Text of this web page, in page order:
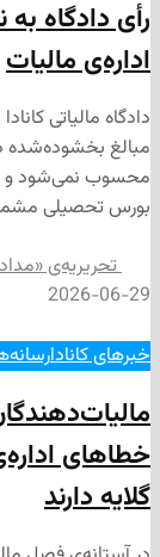
به نفع یک
کانادا در حکمی
در قالب وام
مشمول مالیات
«مداد»
رسانه‌های اجتماعی
از
مالیات